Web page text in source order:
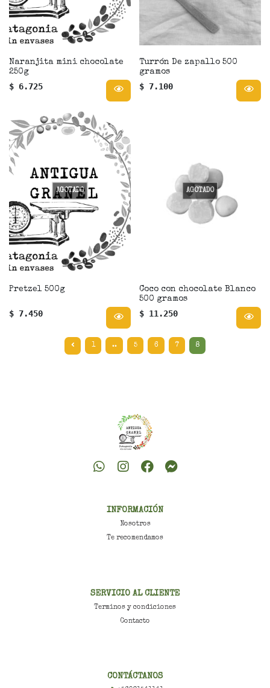
Naranjita mini chocolate
250g
$ 6.725
Turrón De zapallo 500
gramos
$ 7.100
AGOTADO
Pretzel 500g
$ 7.450
AGOTADO
Coco con chocolate Blanco
500 gramos
$ 11.250
1 .. 5 6 7 8
INFORMACIÓN
Nosotros
Te recomendamos
SERVICIO AL CLIENTE
Terminos y condiciones
Contacto
CONTÁCTANOS